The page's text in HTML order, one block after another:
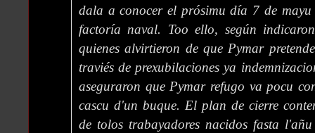
dala a conocer el prósimu día 7 de mayu
factoría naval. Too ello, según
quienes alvirtieron de que Pymar
traviés de prexubilaciones ya
aseguraron que Pymar refugo va pocu
cascu d'un buque. El plan de cierre
de tolos trabayadores nacidos fasta